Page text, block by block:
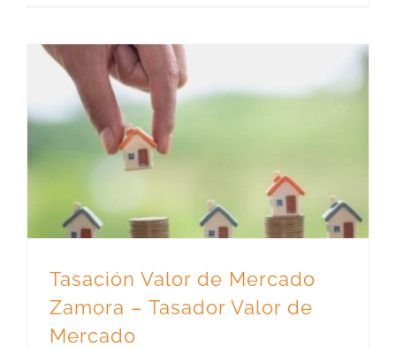
Tasación Valor de Mercado
Zamora – Tasador Valor de
Mercado